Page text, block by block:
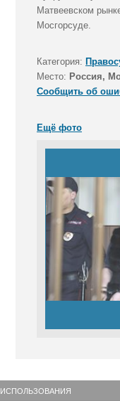
Матвеевском
Мосгорсуде.
Категория:
Место: Россия,
Сообщить об
Ещё фото